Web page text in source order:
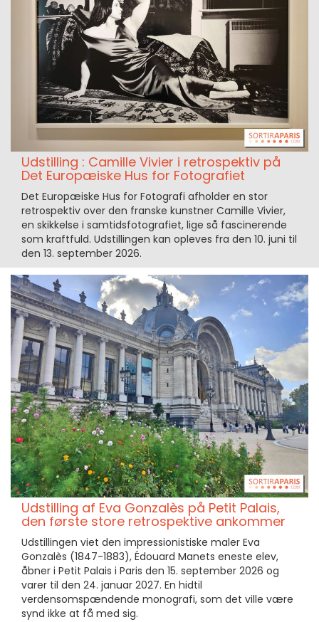
Udstilling : Camille Vivier i retrospektiv på
Det Europæiske Hus for Fotografiet
Det Europæiske Hus for Fotografi afholder en stor
retrospektiv over den franske kunstner Camille Vivier,
en skikkelse i samtidsfotografiet, lige så fascinerende
som kraftfuld. Udstillingen kan opleves fra den 10. juni til
den 13. september 2026.
Udstilling af Eva Gonzalès på Petit Palais,
den første store retrospektive ankommer
Udstillingen viet den impressionistiske maler Eva
Gonzalès (1847-1883), Édouard Manets eneste elev,
åbner i Petit Palais i Paris den 15. september 2026 og
varer til den 24. januar 2027. En hidtil
verdensomspændende monografi, som det ville være
synd ikke at få med sig.